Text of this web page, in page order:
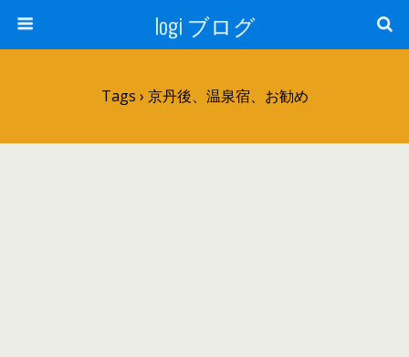
logi ブログ
Tags › 京丹後、温泉宿、お勧め